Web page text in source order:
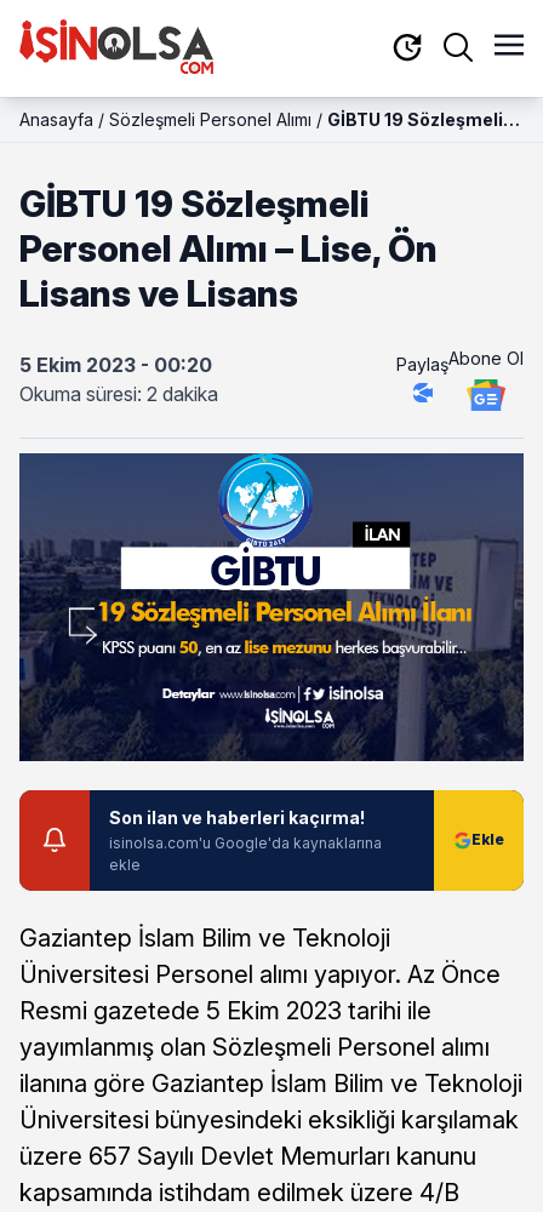
Anasayfa / Sözleşmeli Personel Alımı / GİBTU 19 Sözleşmeli
GİBTU 19 Sözleşmeli
Personel Alımı – Lise, Ön
Lisans ve Lisans
5 Ekim 2023 - 00:20
Okuma süresi: 2 dakika
PaylaşAbone Ol
Son ilan ve haberleri kaçırma!
isinolsa.com'u Google'da kaynaklarına
ekle
Gaziantep İslam Bilim ve Teknoloji
Üniversitesi Personel alımı yapıyor. Az Önce
Resmi gazetede 5 Ekim 2023 tarihi ile
yayımlanmış olan Sözleşmeli Personel alımı
ilanına göre Gaziantep İslam Bilim ve Teknoloji
Üniversitesi bünyesindeki eksikliği karşılamak
üzere 657 Sayılı Devlet Memurları kanunu
kapsamında istihdam edilmek üzere 4/B